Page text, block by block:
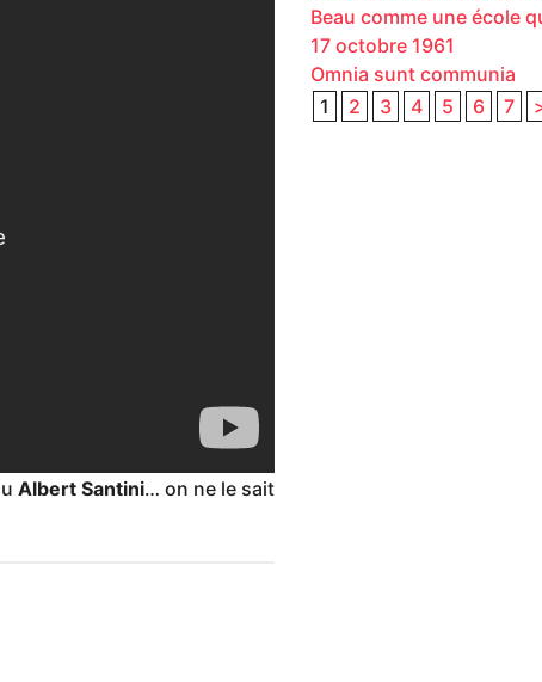
Albert Santini… on ne le sait
Beau comme une école
17 octobre 1961
Omnia sunt communia
1
2 3 4 5 6 7